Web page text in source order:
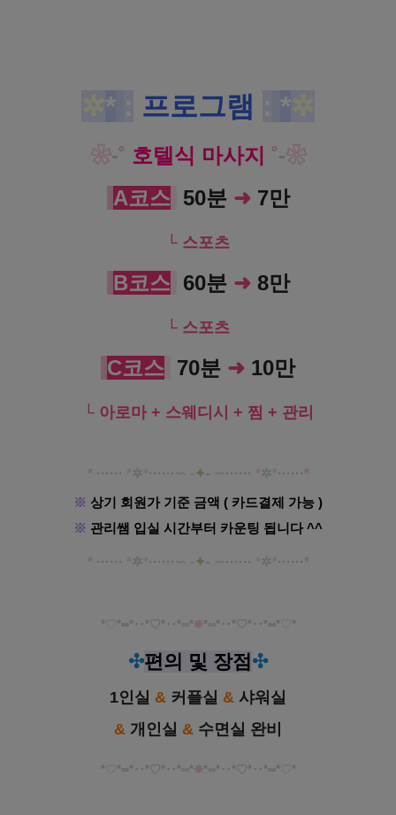
* 프로그램 *
❀-˚ 호텔 식 마사지 ˚-❀
A코스 50분 ➜ 7만
└ 스포츠
B코스 60분 ➜ 8만
└ 스포츠
C코스 70분 ➜ 10만
└ 아로마 + 스웨디시 + 찜 + 관리
* ······ ✲ ······ ✦- ······ ✲ ······*
※ 상기 회원가 기준 금액 ( 카드결제 가능 )
※ 관리쌤 입실 시간부터 카운팅 됩니다 ^^
* ······ ✲ ······ ✦- ······ ✲ ······*
* *∞*‥* ♡ *‥ *∞*❋ *∞*‥* ♡ *‥*∞* *
✣편의 및 장점 ✣
1인실 & 커플실 & 샤워실
& 개인실 & 수면실 완비
* *∞*‥* ♡ *‥ *∞*❋ *∞*‥* ♡ *‥*∞* *